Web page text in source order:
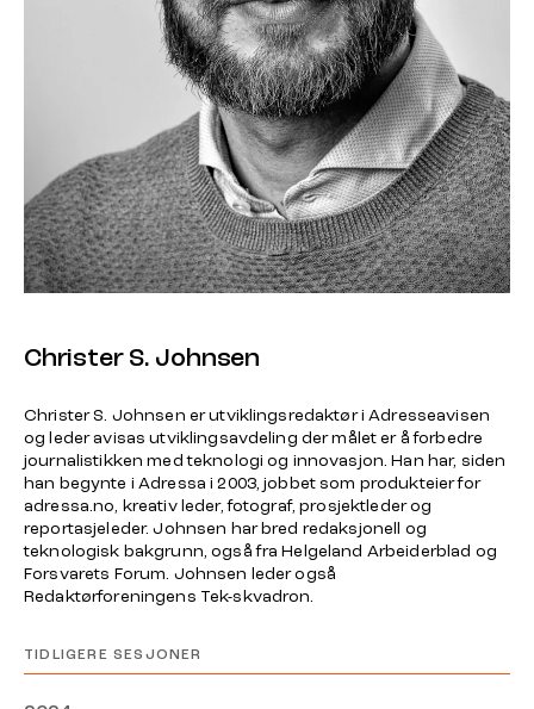
Christer S. Johnsen
Christer S. Johnsen er utviklingsredaktør i Adresseavisen
og leder avisas utviklingsavdeling der målet er å forbedre
journalistikken med teknologi og innovasjon. Han har, siden
han begynte i Adressa i 2003, jobbet som produkteier for
adressa.no, kreativ leder, fotograf, prosjektleder og
reportasjeleder. Johnsen har bred redaksjonell og
teknologisk bakgrunn, også fra Helgeland Arbeiderblad og
Forsvarets Forum. Johnsen leder også
Redaktørforeningens Tek-skvadron.
TIDLIGERE SESJONER